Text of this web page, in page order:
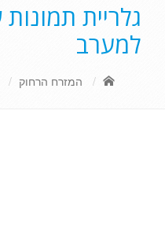
גלריית
למערב
המזרח הרחוק